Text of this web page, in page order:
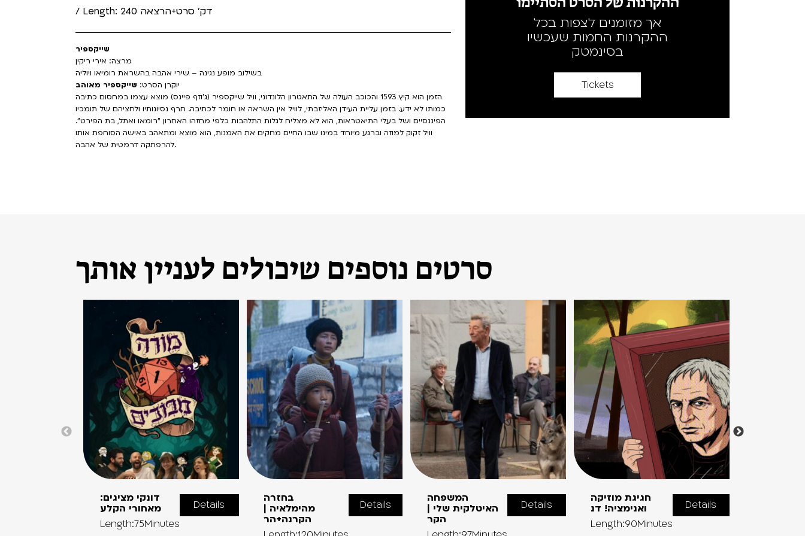
/ Length: 240 דק' סרט+הרצאה
שייקספיר
מרצה: אירי ריקין
בשילוב מופע נגינה – שירי אהבה בהשראת רומיאו ויוליה
יוקרן הסרט: שייקספיר מאוהב
הזמן הוא קיץ 1593 והכוכב העולה של התאטרון הלונדוני, וויל שייקספיר (ג'וזף פיינס) מוצא עצמו במחסום כתיבה
כמותו לא ידע. בזמן עליית העידן האליזבתי, לוויל אין השראה או חומר לכתיבה. חרף נסיונותיו ולחציהם של תומכיו
הפיננסיים ושל בעלי התיאטראות, הוא לא מצליח לגלות התלהבות כלפי מחזהו האחרון "רומאו ואתל, בת הפירט".
וויל זקוק למוזה וברגע מיוחד במינו שבו החיים מחקים את האמנות, הוא מוצא ומתאהב באישה הסוחפת אותו
להרפתקה דרמטית של אהבה.
אך מזומנים לצפות בכל
ההקרנות החמות שעכשיו
בסינמטק
Tickets
סרטים נוספים שיכולים לעניין אותך
דונקי מציגים:
מאחורי הקלע
Length:75Minutes
Details
בחזרה
מהימלאיה |
הקרנה+הר
Details
המשפחה
האיטלקית שלי |
הקר
Details
חגיגת מוזיקה
ואנימציה! דנ
Length:90Minutes
Details